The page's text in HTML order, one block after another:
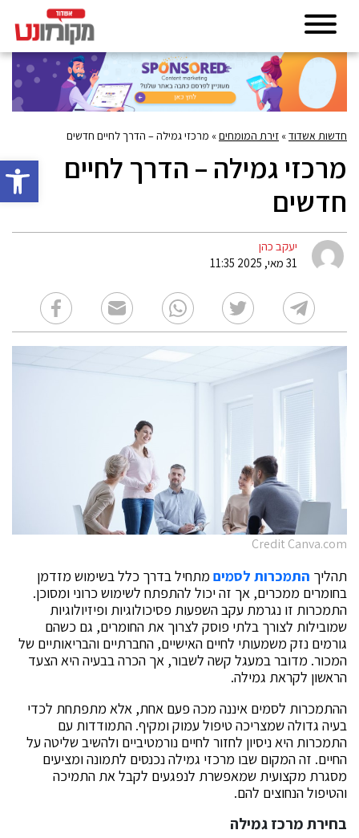
פתח
חדשות אשדוד» זירת המומחים» מרכזי גמילה – הדרך לחיים חדשים
מרכזי גמילה – הדרך לחיים
חדשים
יעקב כהן
31 מאי, 2025 11:35
Credit Canva.com
תהליך התמכרות לסמיםמתחיל בדרך כלל בשימוש מזדמן
בחומרים ממכרים, אך זה יכול להתפתח לשימוש כרוני ומסוכן.
התמכרות זו נגרמת עקב השפעות פסיכולוגיות ופיזיולוגיות
שמובילות לצורך בלתי פוסק לצרוך את החומרים, גם כשהם
גורמים נזק משמעותי לחיים האישיים, החברתיים והבריאותיים של
המכור. מדובר במעגל קשה לשבור, אך הכרה בבעיה היא הצעד
הראשון לקראת גמילה.
ההתמכרות לסמים איננה מכה פעם אחת, אלא מתפתחת לכדי
בעיה גדולה שמצריכה טיפול עמוק ומקיף. התמודדות עם
התמכרות היא ניסיון לחזור לחיים נורמטיביים ולהשיב שליטה על
החיים. זה המקום שבו מרכזי גמילה נכנסים לתמונה ומציעים
מסגרת מקצועית שמאפשרת לנפגעים לקבל את התמיכה
והטיפול הנחוצים להם.
בחירת מרכז גמילה